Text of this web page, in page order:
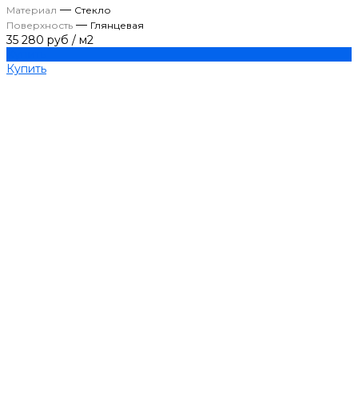
Материал — Стекло
Поверхность — Глянцевая
35 280 руб / м2
Купить